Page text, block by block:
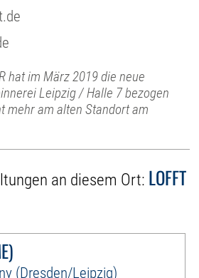
hat im März 2019 die neue
Leipzig / Halle 7 bezogen
mehr am alten Standort am
an diesem Ort: LOFFT
(Dresden/Leipzig)